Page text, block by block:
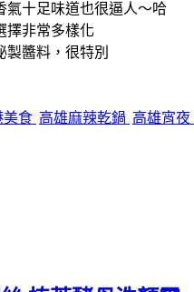
氣十足味道也很逼人～哈
擇非常多樣化
醬料，很特別
美食 高雄麻辣乾鍋 高雄宵夜